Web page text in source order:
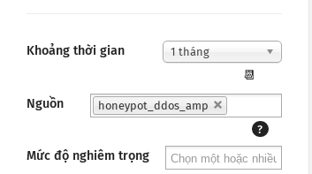
Khoảng thời gian 1 tháng
📆
Nguồn
honeypot_ddos_amp
?
Mức độ nghiêm trọng